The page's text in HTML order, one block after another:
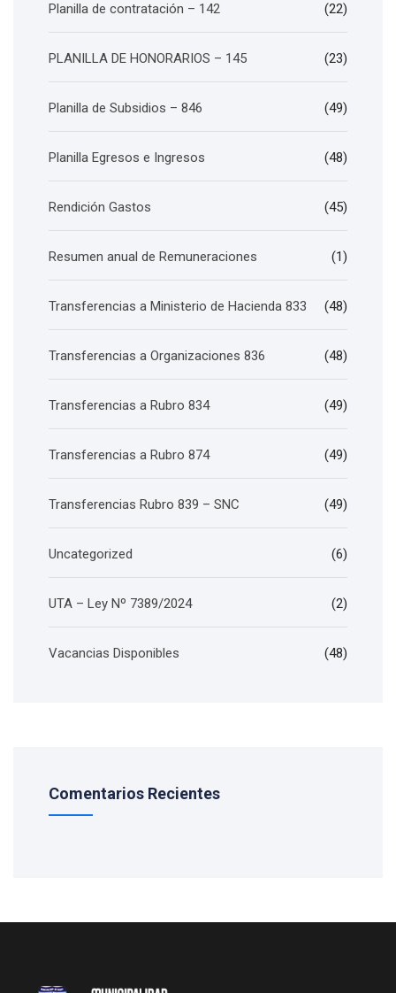
Planilla de contratación – 142 (22)
PLANILLA DE HONORARIOS – 145 (23)
Planilla de Subsidios – 846 (49)
Planilla Egresos e Ingresos (48)
Rendición Gastos (45)
Resumen anual de Remuneraciones (1)
Transferencias a Ministerio de Hacienda 833 (48)
Transferencias a Organizaciones 836 (48)
Transferencias a Rubro 834 (49)
Transferencias a Rubro 874 (49)
Transferencias Rubro 839 – SNC (49)
Uncategorized (6)
UTA – Ley Nº 7389/2024 (2)
Vacancias Disponibles (48)
Comentarios Recientes